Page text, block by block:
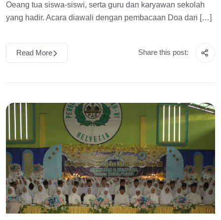
Oeang tua siswa-siswi, serta guru dan karyawan sekolah
yang hadir. Acara diawali dengan pembacaan Doa dari […]
Read More Share this post: